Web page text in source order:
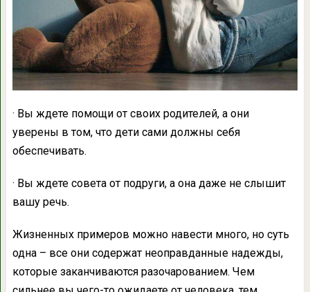
· Вы ждете помощи от своих родителей, а они
уверены в том, что дети сами должны себя
обеспечивать.
· Вы ждете совета от подруги, а она даже не слышит
вашу речь.
Жизненных примеров можно навести много, но суть
одна – все они содержат неоправданные надежды,
которые заканчиваются разочарованием. Чем